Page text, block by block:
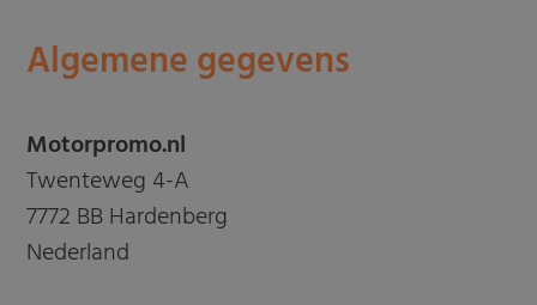
Algemene gegevens
Motorpromo.nl
Twenteweg 4-A
7772 BB Hardenberg
Nederland